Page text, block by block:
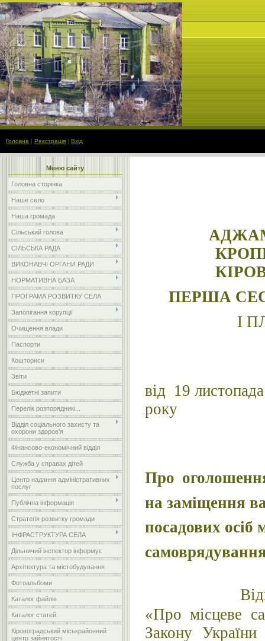
Головна | Реєстрація | Вхід
Меню сайту
Головна сторінка
Наше село
Наша громада
Сільський голова
СІЛЬСЬКА РАДА
ВИКОНАВЧІ ОРГАНИ РАДИ
НОРМАТИВНА БАЗА
ПРОГРАМА РОЗВИТКУ СЕЛА
Запопігання корупції
Очищення влади
Паспорти
Кошториси
Звіти
Бюджетні запити
Перелік розпорядникі...
Відділ соціального захисту та
охорони здоров’я
Фінансово-економічний відділ
Служба у справах дітей
Центр надання адміністративних
послуг
Публічна інформація
Стратегія розвитку громади
ІНФРАСТРУКТУРА СЕЛА
Дільничий інспектор інформує
Архітектура та містобудування
Фотоальбоми
Каталог файлів
Каталог статей
Кіровоградський міськрайонний
центр зайнятості
ПЕРША
І
від 19
Про
на заміщення
посадових осіб
«Про місцеве
Закону